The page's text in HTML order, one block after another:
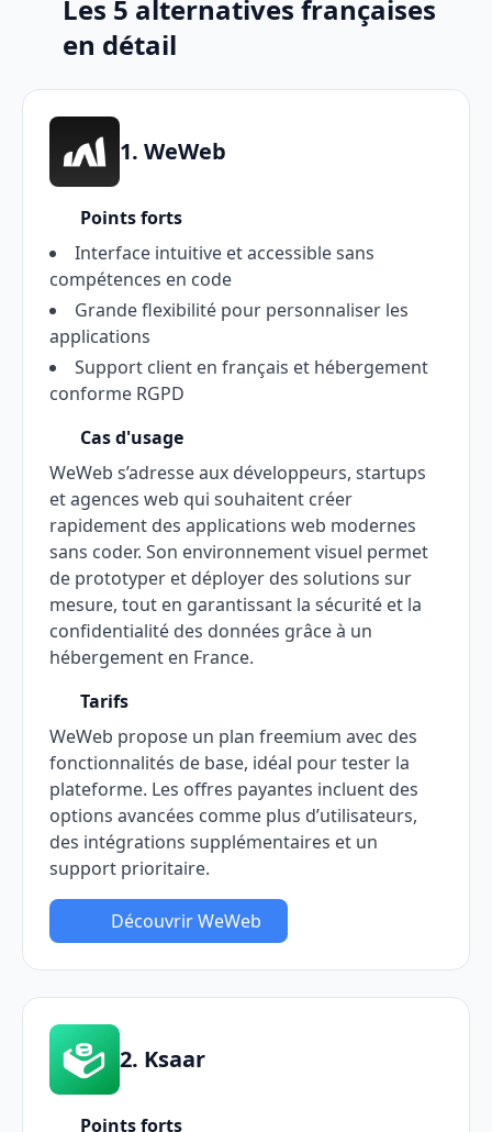
Les 5 alternatives françaises
en détail
1. WeWeb
Points forts
Interface intuitive et accessible sans
compétences en code
Grande flexibilité pour personnaliser les
applications
Support client en français et hébergement
conforme RGPD
Cas d'usage
WeWeb s’adresse aux développeurs, startups
et agences web qui souhaitent créer
rapidement des applications web modernes
sans coder. Son environnement visuel permet
de prototyper et déployer des solutions sur
mesure, tout en garantissant la sécurité et la
confidentialité des données grâce à un
hébergement en France.
Tarifs
WeWeb propose un plan freemium avec des
fonctionnalités de base, idéal pour tester la
plateforme. Les offres payantes incluent des
options avancées comme plus d’utilisateurs,
des intégrations supplémentaires et un
support prioritaire.
Découvrir WeWeb
2. Ksaar
Points forts